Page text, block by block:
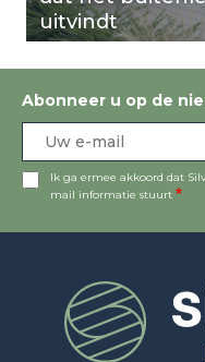
uitvindt
Abonneer u op de
Ik ga ermee akkoord dat
mail informatie stuurt